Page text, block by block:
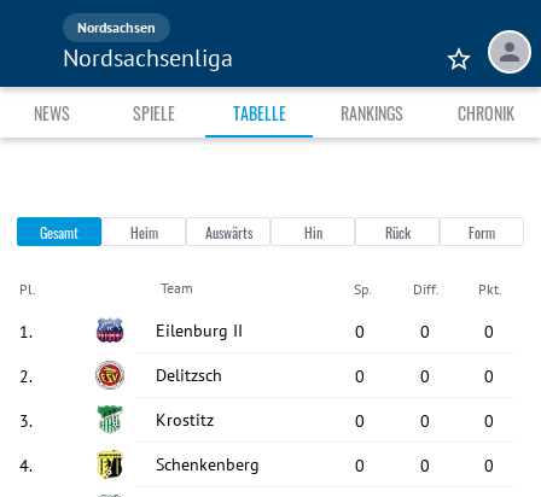
Nordsachsen
Nordsachsenliga
NEWS SPIELE TABELLE RANKINGS CHRONIK
Gesamt Heim Auswärts Hin Rück Form
Pl. Team Sp. Diff. Pkt.
1. Eilenburg II 0 0 0
2. Delitzsch 0 0 0
3. Krostitz 0 0 0
4. Schenkenberg 0 0 0